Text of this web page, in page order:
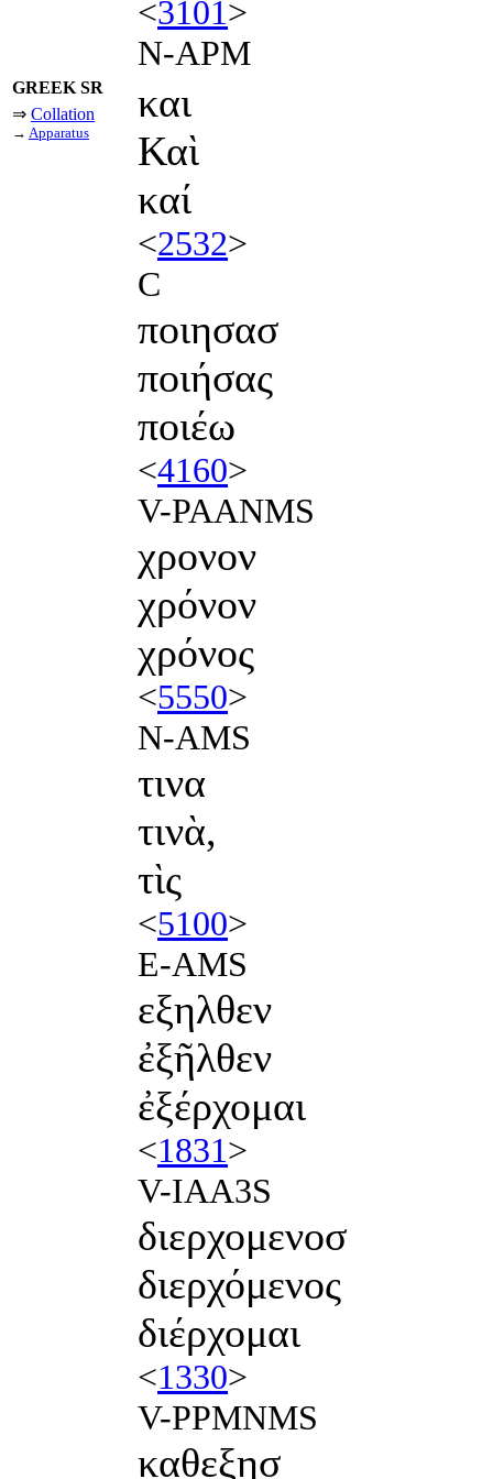
<3101>
N-APM
GREEK SR
⇒ Collation
→ Apparatus
και
Καὶ
καί
<2532>
C
ποιησασ
ποιήσας
ποιέω
<4160>
V-PAANMS
χρονον
χρόνον
χρόνος
<5550>
N-AMS
τινα
τινὰ,
τὶς
<5100>
E-AMS
εξηλθεν
ἐξῆλθεν
ἐξέρχομαι
<1831>
V-IAA3S
διερχομενοσ
διερχόμενος
διέρχομαι
<1330>
V-PPMNMS
καθεξησ